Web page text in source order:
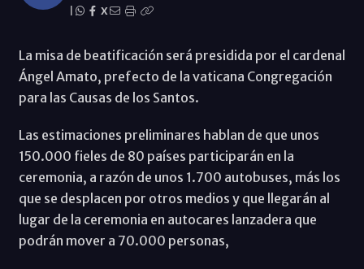
X
La misa de beatificación será presidida por el cardenal
Ángel Amato, prefecto de la vaticana Congregación
para las Causas de los Santos.
Las estimaciones preliminares hablan de que unos
150.000 fieles de 80 países participarán en la
ceremonia, a razón de unos 1.700 autobuses, más los
que se desplacen por otros medios y que llegarán al
lugar de la ceremonia en autocares lanzadera que
podrán mover a 70.000 personas,